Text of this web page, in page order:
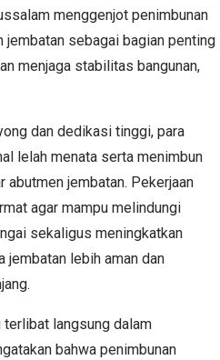
menggenjot penimbunan
jembatan sebagai bagian penting
menjaga stabilitas bangunan,
dan dedikasi tinggi, para
lelah menata serta menimbun
jembatan. Pekerjaan
agar mampu melindungi
sekaligus meningkatkan
jembatan lebih aman dan
langsung dalam
bahwa penimbunan